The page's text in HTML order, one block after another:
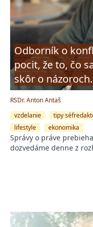
Odborník o
pocit, že to, čo
skôr o
RSDr. Anton Antaš
vzdelanie
tipy
lifestyle
ekonomika
Správy o práve
dozvedáme denne z